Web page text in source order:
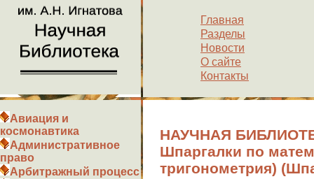
Главная
Разделы
Новости
О сайте
Контакты
Авиация и
космонавтика
Административное
право
Арбитражный процесс
НАУЧНАЯ
Шпаргалки по
тригонометрия)